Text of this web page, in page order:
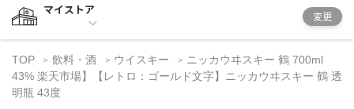
マイストア
変更
TOP 飲料・酒 ウイスキー
ニッカウヰスキー 鶴 700ml
43% 楽天市場】【レトロ：ゴールド文字】ニッカウヰスキー 鶴 透
明瓶 43度